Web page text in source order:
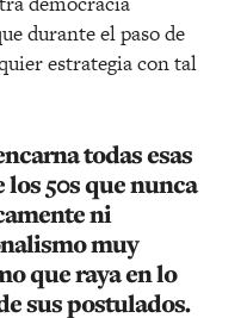
durante el paso de
estrategia con tal
todas esas
50s que nunca
ni
muy
que raya en lo
sus postulados.